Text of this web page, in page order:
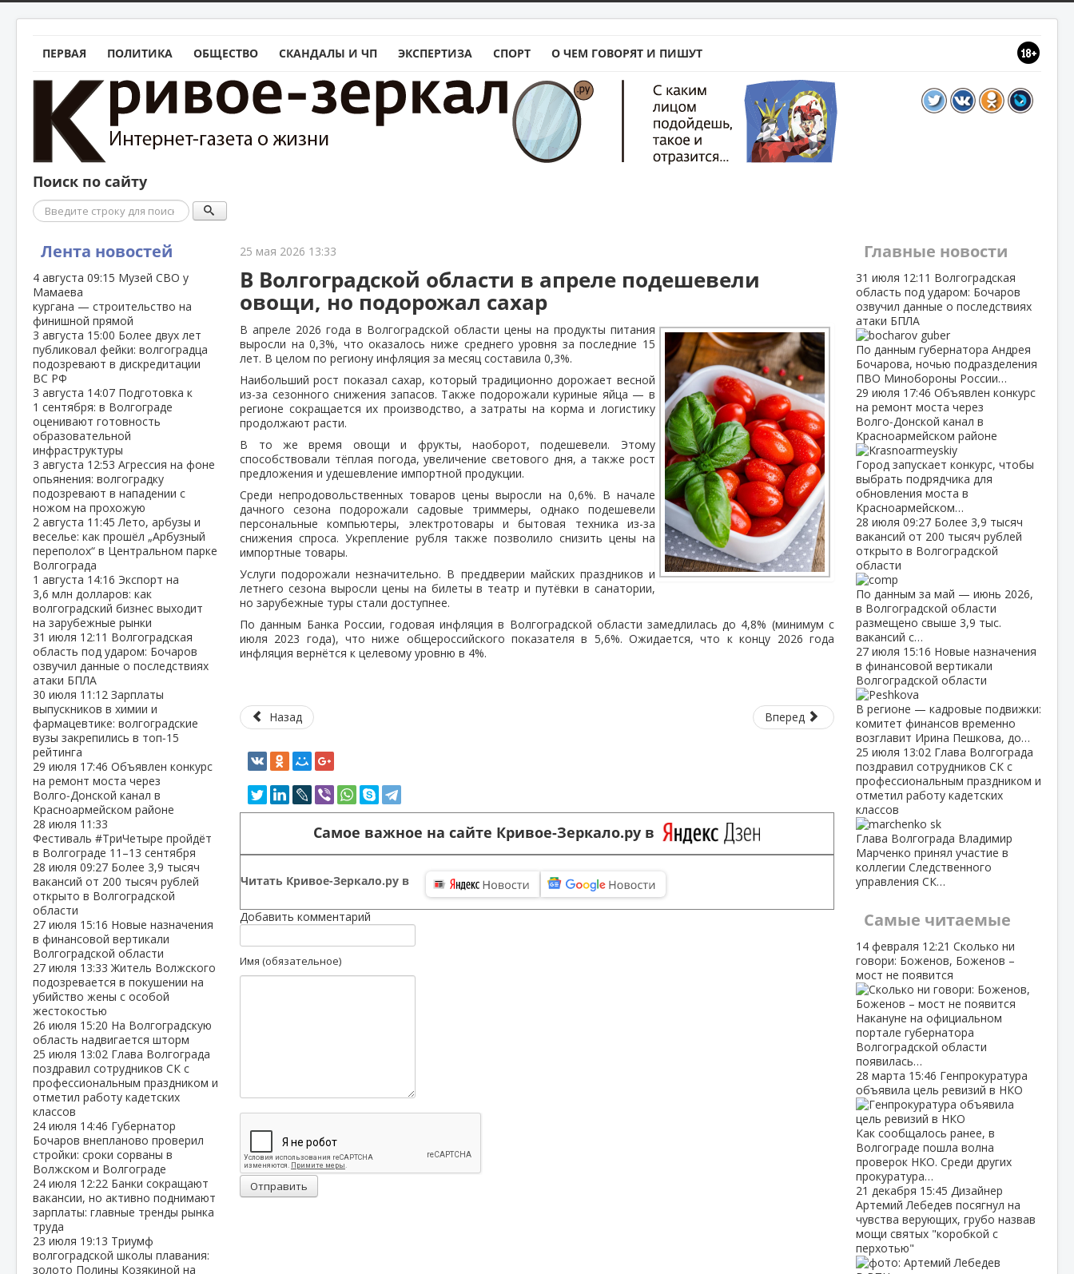
ПЕРВАЯ ПОЛИТИКА ОБЩЕСТВО СКАНДАЛЫ И ЧП ЭКСПЕРТИЗА СПОРТ О ЧЕМ ГОВОРЯТ И ПИШУТ
Поиск по сайту
Поиск
Лента новостей
4 августа 09:15 Музей СВО у
Мамаева
кургана — строительство на
финишной прямой
3 августа 15:00 Более двух лет
публиковал фейки: волгоградца
подозревают в дискредитации
ВС РФ
3 августа 14:07 Подготовка к
1 сентября: в Волгограде
оценивают готовность
образовательной
инфраструктуры
3 августа 12:53 Агрессия на фоне
опьянения: волгоградку
подозревают в нападении с
ножом на прохожую
2 августа 11:45Лето, арбузы и
веселье: как прошёл „Арбузный
переполох“ в Центральном парке
Волгограда
1 августа 14:16 Экспорт на
3,6 млн долларов: как
волгоградский бизнес выходит
на зарубежные рынки
31 июля 12:11 Волгоградская
область под ударом: Бочаров
озвучил данные о последствиях
атаки БПЛА
30 июля 11:12 Зарплаты
выпускников в химии и
фармацевтике: волгоградские
вузы закрепились в топ‑15
рейтинга
29 июля 17:46 Объявлен конкурс
на ремонт моста через
Волго‑Донской канал в
Красноармейском районе
28 июля 11:33
Фестиваль #ТриЧетыре пройдёт
в Волгограде 11–13 сентября
28 июля 09:27 Более 3,9 тысяч
вакансий от 200 тысяч рублей
открыто в Волгоградской
области
27 июля 15:16 Новые назначения
в финансовой вертикали
Волгоградской области
27 июля 13:33Житель Волжского
подозревается в покушении на
убийство жены с особой
жестокостью
26 июля 15:20 На Волгоградскую
область надвигается шторм
25 июля 13:02 Глава Волгограда
поздравил сотрудников СК с
профессиональным праздником и
отметил работу кадетских
классов
24 июля 14:46 Губернатор
Бочаров внепланово проверил
стройки: сроки сорваны в
Волжском и Волгограде
24 июля 12:22 Банки сокращают
вакансии, но активно поднимают
зарплаты: главные тренды рынка
труда
23 июля 19:13 Триумф
волгоградской школы плавания:
золото Полины Козякиной на
25 мая 2026 13:33
В Волгоградской области в апреле подешевели
овощи, но подорожал сахар
В апреле 2026 года в Волгоградской области цены на продукты питания
выросли на 0,3%, что оказалось ниже среднего уровня за последние 15
лет. В целом по региону инфляция за месяц составила 0,3%.
Наибольший рост показал сахар, который традиционно дорожает весной
из-за сезонного снижения запасов. Также подорожали куриные яйца — в
регионе сокращается их производство, а затраты на корма и логистику
продолжают расти.
В то же время овощи и фрукты, наоборот, подешевели. Этому
способствовали тёплая погода, увеличение светового дня, а также рост
предложения и удешевление импортной продукции.
Среди непродовольственных товаров цены выросли на 0,6%. В начале
дачного сезона подорожали садовые триммеры, однако подешевели
персональные компьютеры, электротовары и бытовая техника из-за
снижения спроса. Укрепление рубля также позволило снизить цены на
импортные товары.
Услуги подорожали незначительно. В преддверии майских праздников и
летнего сезона выросли цены на билеты в театр и путёвки в санатории,
но зарубежные туры стали доступнее.
По данным Банка России, годовая инфляция в Волгоградской области замедлилась до 4,8% (минимум с
июля 2023 года), что ниже общероссийского показателя в 5,6%. Ожидается, что к концу 2026 года
инфляция вернётся к целевому уровню в 4%.
Назад Вперед
Самое важное на сайте Кривое-Зеркало.ру в
Читать Кривое-Зеркало.ру в
Добавить комментарий
Имя (обязательное)
Отправить
Главные новости
31 июля 12:11 Волгоградская
область под ударом: Бочаров
озвучил данные о последствиях
атаки БПЛА
По данным губернатора Андрея
Бочарова, ночью подразделения
ПВО Минобороны России…
29 июля 17:46 Объявлен конкурс
на ремонт моста через
Волго‑Донской канал в
Красноармейском районе
Город запускает конкурс, чтобы
выбрать подрядчика для
обновления моста в
Красноармейском…
28 июля 09:27 Более 3,9 тысяч
вакансий от 200 тысяч рублей
открыто в Волгоградской
области
По данным за май — июнь 2026,
в Волгоградской области
размещено свыше 3,9 тыс.
вакансий с…
27 июля 15:16 Новые назначения
в финансовой вертикали
Волгоградской области
В регионе — кадровые подвижки:
комитет финансов временно
возглавит Ирина Пешкова, до…
25 июля 13:02 Глава Волгограда
поздравил сотрудников СК с
профессиональным праздником и
отметил работу кадетских
классов
Глава Волгограда Владимир
Марченко принял участие в
коллегии Следственного
управления СК…
Самые читаемые
14 февраля 12:21 Сколько ни
говори: Боженов, Боженов –
мост не появится
Накануне на официальном
портале губернатора
Волгоградской области
появилась…
28 марта 15:46 Генпрокуратура
объявила цель ревизий в НКО
Как сообщалось ранее, в
Волгограде пошла волна
проверок НКО. Среди других
прокуратура…
21 декабря 15:45 Дизайнер
Артемий Лебедев посягнул на
чувства верующих, грубо назвав
мощи святых "коробкой с
перхотью"